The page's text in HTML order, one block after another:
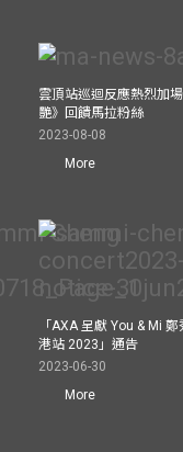
雲頂站巡迴反應熱烈加
艷》回饋馬拉粉絲
2023-08-08
More
「AXA 呈獻 You & Mi
港站 2023」通告
2023-06-30
More